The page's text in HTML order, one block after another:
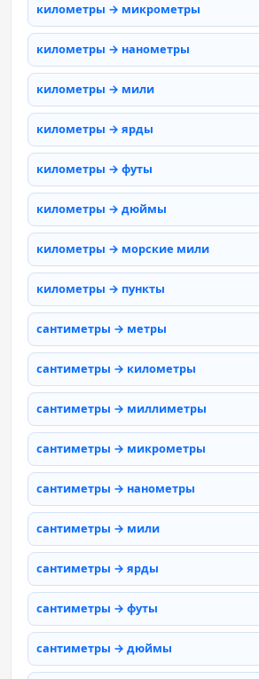
километры → микрометры
километры → нанометры
километры → мили
километры → ярды
километры → футы
километры → дюймы
километры → морские мили
километры → пункты
сантиметры → метры
сантиметры → километры
сантиметры → миллиметры
сантиметры → микрометры
сантиметры → нанометры
сантиметры → мили
сантиметры → ярды
сантиметры → футы
сантиметры → дюймы